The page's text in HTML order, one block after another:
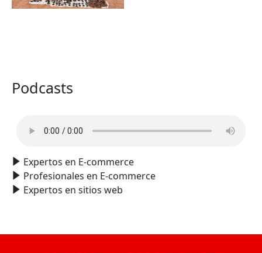
Podcasts
Expertos en E-commerce
Profesionales en E-commerce
Expertos en sitios web